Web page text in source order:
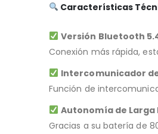
Características
Versión Bluetooth
Conexión más rápida,
Intercomunicador
Función de
Autonomía de Larga
Gracias a su batería de